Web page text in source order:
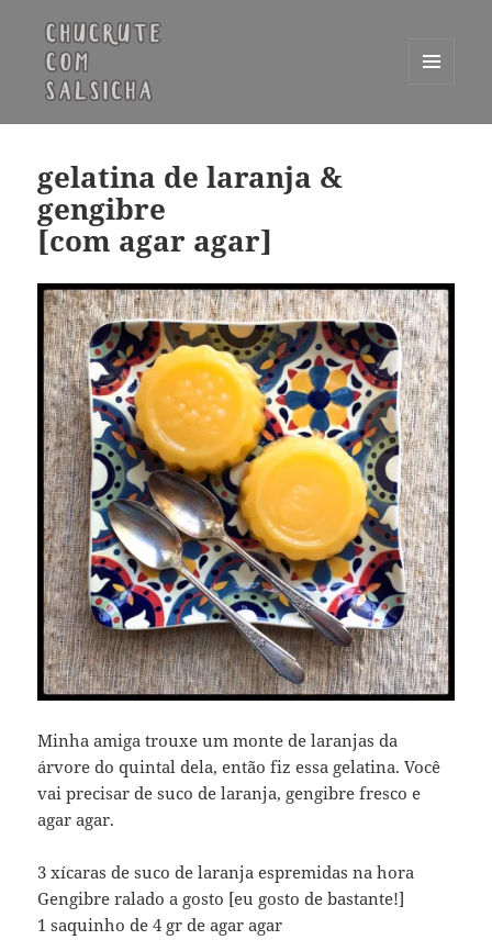
WIDGETS
gelatina de laranja &
gengibre
[com agar agar]
Minha amiga trouxe um monte de laranjas da
árvore do quintal dela, então fiz essa gelatina. Você
vai precisar de suco de laranja, gengibre fresco e
agar agar.
3 xícaras de suco de laranja espremidas na hora
Gengibre ralado a gosto [eu gosto de bastante!]
1 saquinho de 4 gr de agar agar